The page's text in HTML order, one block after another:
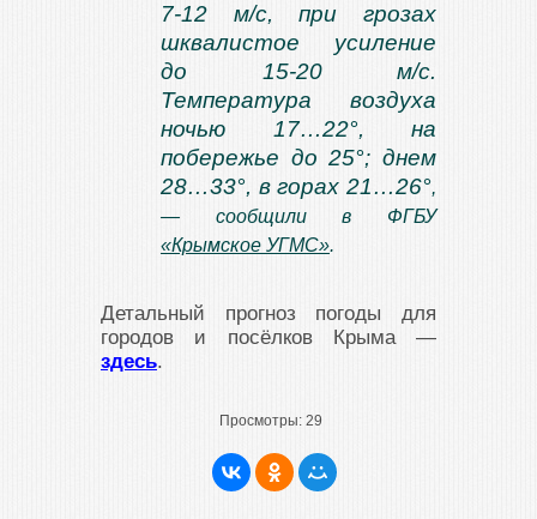
7-12 м/с, при грозах
шквалистое усиление
до 15-20 м/с.
Температура воздуха
ночью 17…22°, на
побережье до 25°; днем
28…33°, в горах 21…26°,
— сообщили в ФГБУ
«Крымское УГМС».
Детальный прогноз погоды для
городов и посёлков Крыма —
здесь.
Просмотры: 29